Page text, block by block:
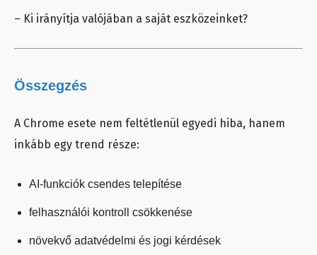
– Ki irányítja valójában a saját eszközeinket?
Összegzés
A Chrome esete nem feltétlenül egyedi hiba, hanem
inkább egy trend része:
AI-funkciók csendes telepítése
felhasználói kontroll csökkenése
növekvő adatvédelmi és jogi kérdések